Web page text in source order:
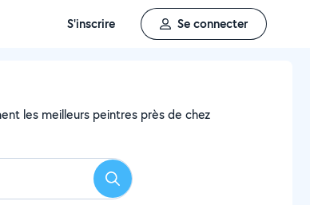
S'inscrire Se connecter
les meilleurs peintres près de chez
Rechercher